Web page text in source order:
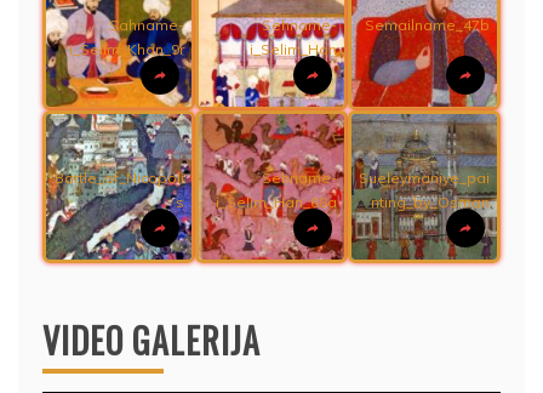
Sahname-
i_Selim_Khan_9r
Sehname-
i_Selim_Han
Semailname_47b
Battle_of_Nicopoli
s
Sehname-
i_Selim_Han_68a
Sueleymaniye_pai
nting_by_Osman
VIDEO GALERIJA